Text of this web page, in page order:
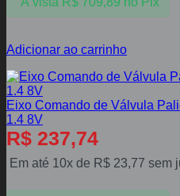
Adicionar ao carrinho
Eixo Comando de Válvula
1.4 8V
R$ 237,74
Em até 10x de R$ 23,77 sem